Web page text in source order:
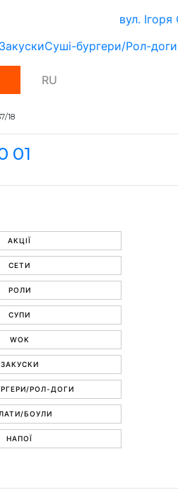
вул.
ЗакускиСуші-бургери/Рол-доги
RU
18
01
АКЦІЇ
СЕТИ
РОЛИ
СУПИ
WOK
ЗАКУСКИ
РОЛ-ДОГИ
БОУЛИ
НАПОЇ